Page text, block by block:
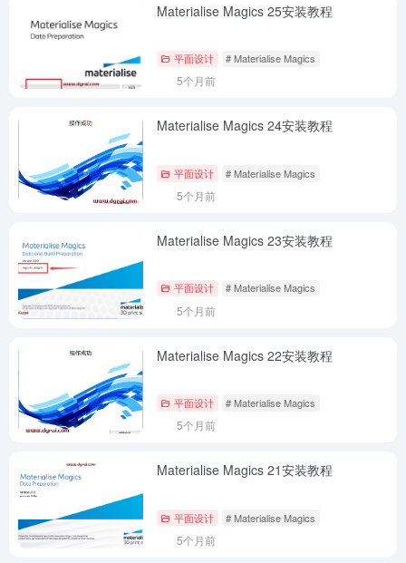
Materialise Magics 25安装教程
平面设计 # Materialise Magics
5个月前
Materialise Magics 24安装教程
平面设计 # Materialise Magics
5个月前
Materialise Magics 23安装教程
平面设计 # Materialise Magics
5个月前
Materialise Magics 22安装教程
平面设计 # Materialise Magics
5个月前
Materialise Magics 21安装教程
平面设计 # Materialise Magics
5个月前